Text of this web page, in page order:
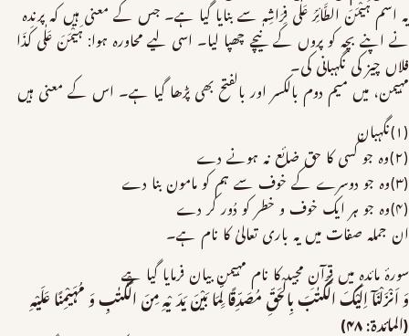
یہ اسم ہَیْمَنَ الطَّائِرُ عَلٰی فِرَاشِہٖ سے بنایا گیا ہے۔ جس کے معنی ہیں کہ پرندہ
نے اپنے بچہ کو پروں کے نیچے چھپا لیا۔ اسی لیے محاورہ ہوا: ہَیْمَنَ عَلٰی کَذَا
فلاں چیز کی نگہبانی کی۔
مہیمن، میں میم دوم بالکسر اور بالفتح بھی پڑھا گیا ہے۔ اس کے معنی ہیں
(۱)نگہبان
(۲)وہ جو کسی کا حق ضائع نہ ہونے دے
(۳)وہ جو دوسرے کے خوف سے ہم کو مامون بنا دے
(۴)وہ جو ہر ایک خوف و خطر کو دُور کر دے
ان جملہ صفات میں یہ باری تعالیٰ کا نام ہے۔
سورۂ مائدہ میں قرآنِ مجید کا نام مہیمن بیان فرمایا گیا ہے
وَ اَنْزَلْنَآ اِلَیْکَ الْکِتٰبَ بِالْحَقِّ مُصَدِّقًا لِِّمَا بَیْنَ یَدَیْہِ مِنَ الْکِتٰبِ وَ مُہَیْمِنًا عَلَیْہِ
(المائدۃ: ۴۸)